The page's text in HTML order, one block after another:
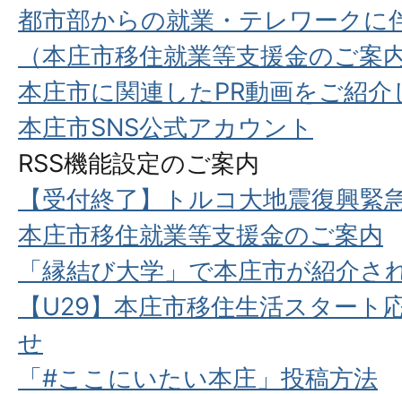
都市部からの就業・テレワークに
（本庄市移住就業等支援金のご案
本庄市に関連したPR動画をご紹介
本庄市SNS公式アカウント
RSS機能設定のご案内
【受付終了】トルコ大地震復興緊
本庄市移住就業等支援金のご案内
「縁結び大学」で本庄市が紹介さ
【U29】本庄市移住生活スタート
せ
「#ここにいたい本庄」投稿方法